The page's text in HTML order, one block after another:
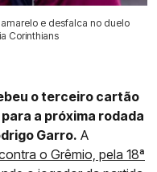
e desfalca no duelo
Corinthians
o terceiro cartão
a próxima rodada
Garro. A
o Grêmio, pela 18ª